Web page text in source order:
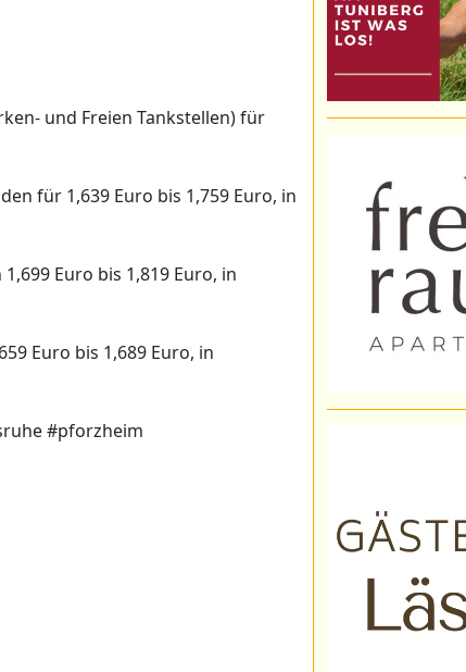
und Freien Tankstellen) für
für 1,639 Euro bis 1,759 Euro, in
Euro bis 1,819 Euro, in
Euro bis 1,689 Euro, in
#pforzheim